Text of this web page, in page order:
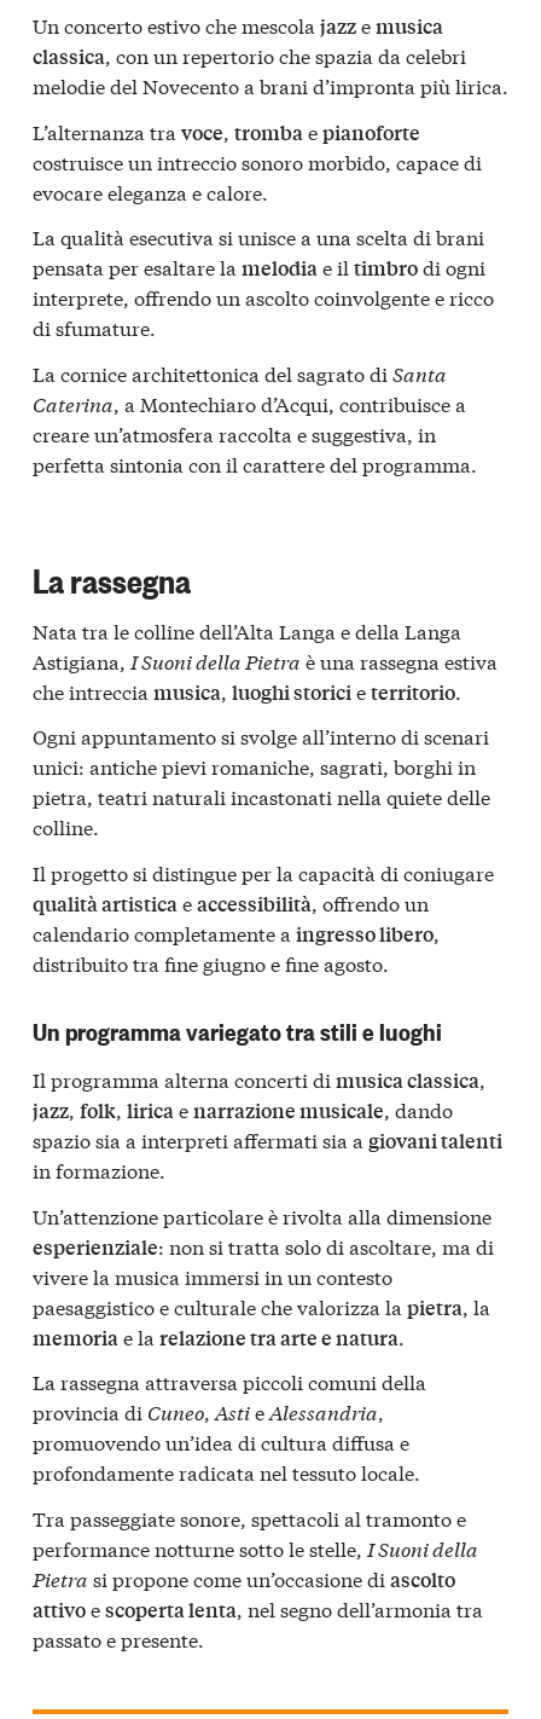
Un concerto estivo che mescola jazzemusica
classica, con un repertorio che spazia da celebri
melodie del Novecento a brani d’impronta più lirica.
L’alternanza tra voce, trombaepianoforte
costruisce un intreccio sonoro morbido, capace di
evocare eleganza e calore.
La qualità esecutiva si unisce a una scelta di brani
pensata per esaltare la melodiae il timbrodi ogni
interprete, offrendo un ascolto coinvolgente e ricco
di sfumature.
La cornice architettonica del sagrato di Santa
Caterina, a Montechiaro d’Acqui, contribuisce a
creare un’atmosfera raccolta e suggestiva, in
perfetta sintonia con il carattere del programma.
La rassegna
Nata tra le colline dell’Alta Langa e della Langa
Astigiana, I Suoni della Pietra è una rassegna estiva
che intreccia musica, luoghi storicieterritorio.
Ogni appuntamento si svolge all’interno di scenari
unici: antiche pievi romaniche, sagrati, borghi in
pietra, teatri naturali incastonati nella quiete delle
colline.
Il progetto si distingue per la capacità di coniugare
qualità artisticaeaccessibilità, offrendo un
calendario completamente a ingresso libero,
distribuito tra fine giugno e fine agosto.
Un programma variegato tra stili e luoghi
Il programma alterna concerti di musica classica,
jazz, folk, liricaenarrazione musicale, dando
spazio sia a interpreti affermati sia a giovani talenti
in formazione.
Un’attenzione particolare è rivolta alla dimensione
esperienziale: non si tratta solo di ascoltare, ma di
vivere la musica immersi in un contesto
paesaggistico e culturale che valorizza la pietra, la
memoriae la relazione tra arte e natura.
La rassegna attraversa piccoli comuni della
provincia di Cuneo, AstieAlessandria,
promuovendo un’idea di cultura diffusa e
profondamente radicata nel tessuto locale.
Tra passeggiate sonore, spettacoli al tramonto e
performance notturne sotto le stelle, I Suoni della
Pietra si propone come un’occasione di ascolto
attivoescoperta lenta, nel segno dell’armonia tra
passato e presente.